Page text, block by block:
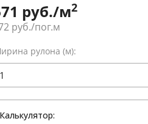
руб./м2
руб./пог.м
рулона (м):
Калькулятор: